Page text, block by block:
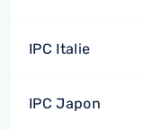
IPC Italie
IPC Japon